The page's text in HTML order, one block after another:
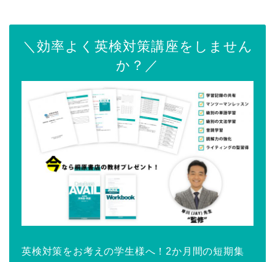
＼効率よく英検対策講座をしません
か？／
英検対策をお考えの学生様へ！2か月間の短期集